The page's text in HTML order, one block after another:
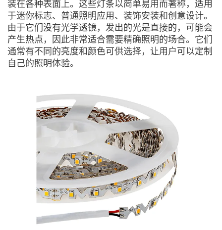
装在各种表面上。这些灯条以简单易用而著称，适用
于迷你标志、普通照明应用、装饰安装和创意设计。
由于它们没有光学透镜，发出的光是直接的，可能会
产生热点，因此非常适合需要精确照明的场合。它们
通常有不同的亮度和颜色可供选择，让用户可以定制
自己的照明体验。